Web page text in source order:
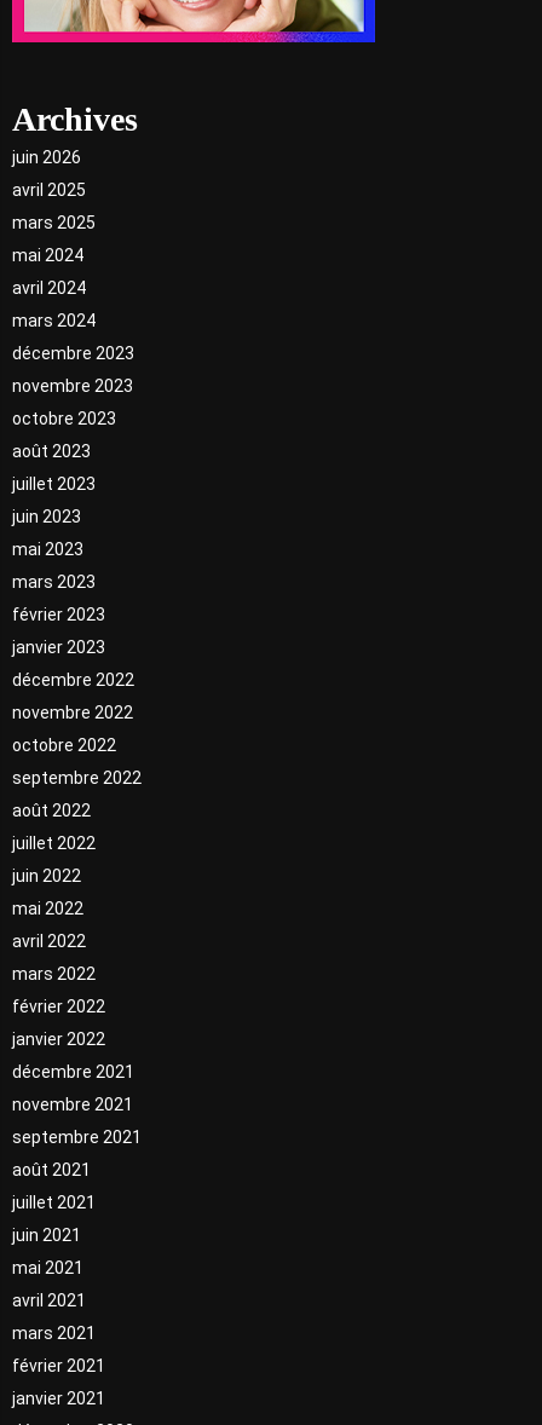
Archives
juin 2026
avril 2025
mars 2025
mai 2024
avril 2024
mars 2024
décembre 2023
novembre 2023
octobre 2023
août 2023
juillet 2023
juin 2023
mai 2023
mars 2023
février 2023
janvier 2023
décembre 2022
novembre 2022
octobre 2022
septembre 2022
août 2022
juillet 2022
juin 2022
mai 2022
avril 2022
mars 2022
février 2022
janvier 2022
décembre 2021
novembre 2021
septembre 2021
août 2021
juillet 2021
juin 2021
mai 2021
avril 2021
mars 2021
février 2021
janvier 2021